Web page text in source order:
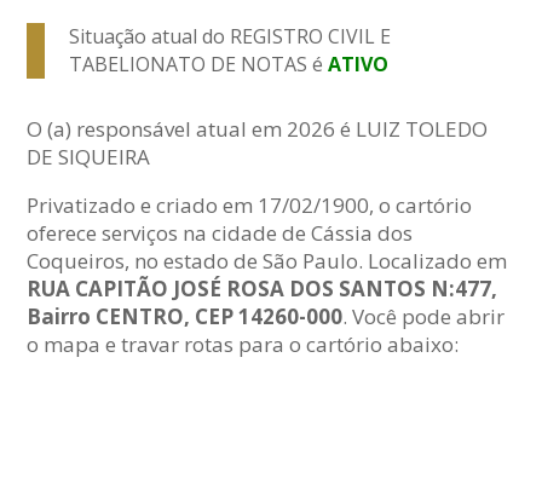
Situação atual do REGISTRO CIVIL E
TABELIONATO DE NOTAS éATIVO
O (a) responsável atual em 2026 é LUIZ TOLEDO
DE SIQUEIRA
Privatizado e criado em 17/02/1900, o cartório
oferece serviços na cidade de Cássia dos
Coqueiros, no estado de São Paulo. Localizado em
RUA CAPITÃO JOSÉ ROSA DOS SANTOS N:477,
Bairro CENTRO, CEP 14260-000. Você pode abrir
o mapa e travar rotas para o cartório abaixo: